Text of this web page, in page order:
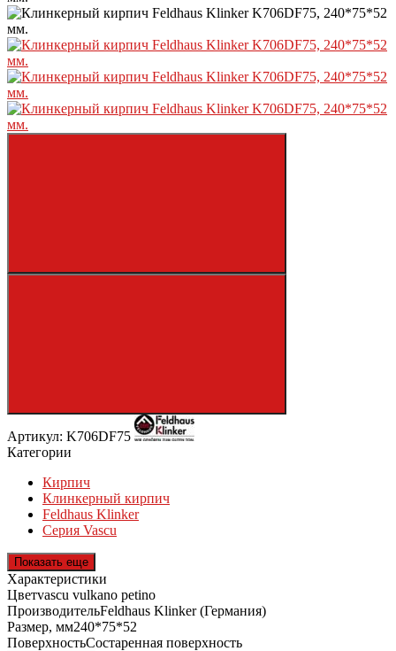
Артикул: K706DF75
Категории
Кирпич
Клинкерный кирпич
Feldhaus Klinker
Серия Vascu
Показать еще
Характеристики
Цветvascu vulkano petino
ПроизводительFeldhaus Klinker (Германия)
Размер, мм240*75*52
ПоверхностьСостаренная поверхность